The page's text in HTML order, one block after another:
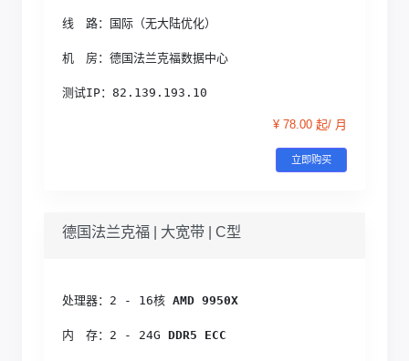
线　路：国际（无大陆优化）
机　房：德国法兰克福数据中心
测试IP：82.139.193.10
¥ 78.00 起/ 月
立即购买
德国法兰克福 | 大宽带 | C型
处理器：2 - 16核 AMD 9950X
内　存：2 - 24G DDR5 ECC